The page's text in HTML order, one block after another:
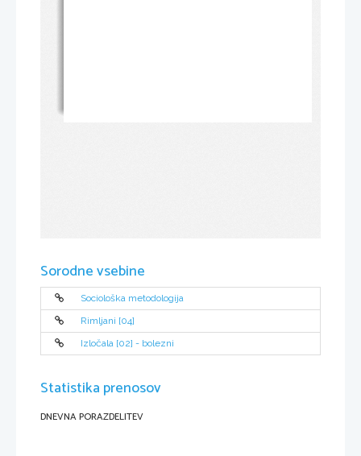
Sorodne vsebine
Sociološka metodologija
Rimljani [04]
Izločala [02] - bolezni
Statistika prenosov
DNEVNA PORAZDELITEV